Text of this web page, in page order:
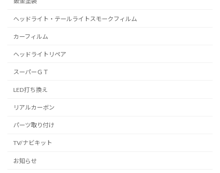
ヘッドライト・テールライトスモークフィルム
カーフィルム
ヘッドライトリペア
スーパーＧＴ
LED打ち換え
リアルカーボン
パーツ取り付け
TV/ナビキット
お知らせ